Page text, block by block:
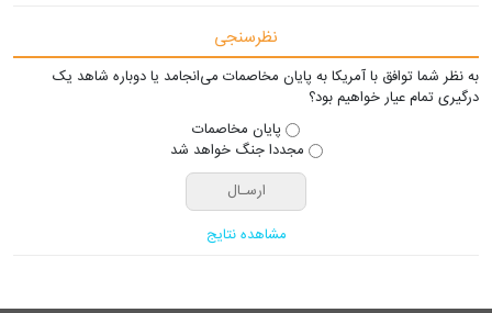
نظرسنجی
به نظر شما توافق با آمریکا به پایان مخاصمات می‌انجامد یا دوباره شاهد یک
درگیری تمام عیار خواهیم بود؟
پایان مخاصمات
مجددا جنگ خواهد شد
مشاهده نتایج